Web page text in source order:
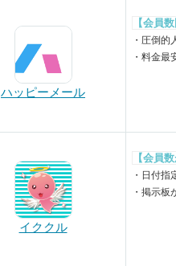
ハッピーメール
【会員
・圧倒的
・料金最
イククル
【会員
・日付指
・掲示板